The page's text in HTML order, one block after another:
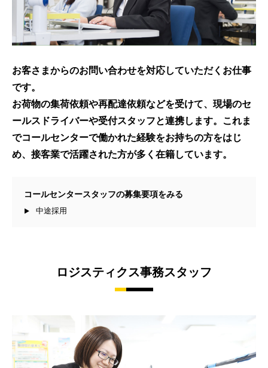
お客さまからのお問い合わせを対応していただくお仕事
です。
お荷物の集荷依頼や再配達依頼などを受けて、現場のセ
ールスドライバーや受付スタッフと連携します。これま
でコールセンターで働かれた経験をお持ちの方をはじ
め、接客業で活躍された方が多く在籍しています。
コールセンタースタッフの募集要項をみる
中途採用
ロジスティクス事務スタッフ